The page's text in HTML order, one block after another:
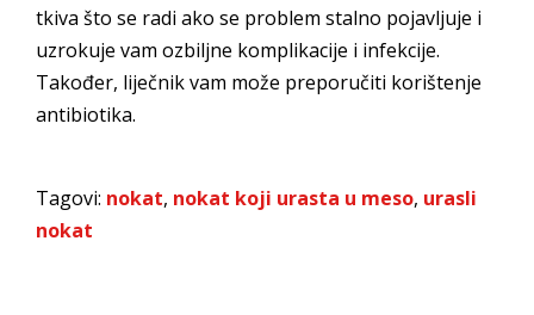
tkiva što se radi ako se problem stalno pojavljuje i
uzrokuje vam ozbiljne komplikacije i infekcije.
Također, liječnik vam može preporučiti korištenje
antibiotika.
Tagovi: nokat, nokat koji urasta u meso, urasli
nokat